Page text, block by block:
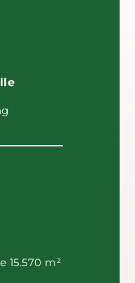
15.570 m²